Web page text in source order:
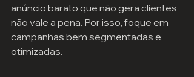
anúncio barato que não gera clientes
não vale a pena. Por isso, foque em
campanhas bem segmentadas e
otimizadas.